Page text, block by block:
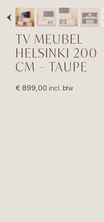
TV MEUBEL
HELSINKI 200
CM – TAUPE
€ 899,00 incl. btw